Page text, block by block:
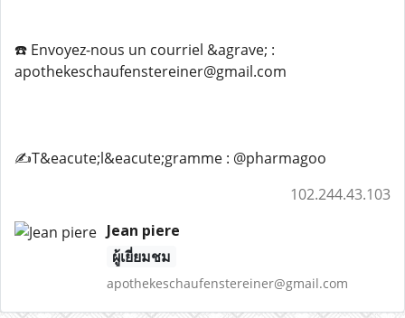
☎️ Envoyez-nous un courriel &agrave; :
apothekeschaufenstereiner@gmail.com
✍️T&eacute;l&eacute;gramme : @pharmagoo
102.244.43.103
Jean piere
ผู้เยี่ยมชม
apothekeschaufenstereiner@gmail.com